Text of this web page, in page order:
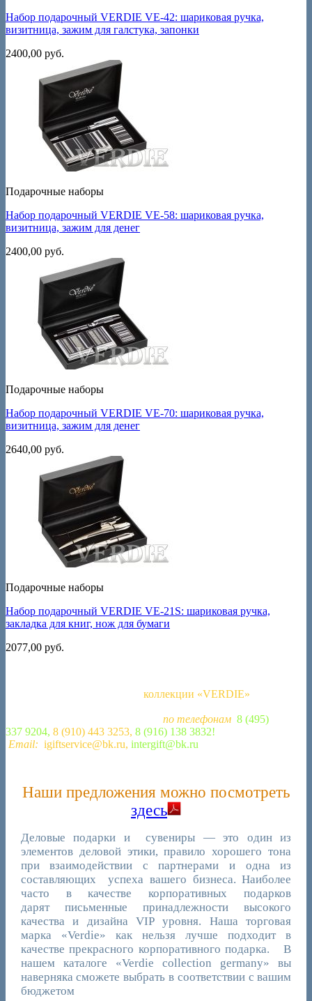
Набор подарочный VERDIE VE-42: шариковая ручка,
визитница, зажим для галстука, запонки
2400,00 руб.
Подарочные наборы
Набор подарочный VERDIE VE-58: шариковая ручка,
визитница, зажим для денег
2400,00 руб.
Подарочные наборы
Набор подарочный VERDIE VE-70: шариковая ручка,
визитница, зажим для денег
2640,00 руб.
Подарочные наборы
Набор подарочный VERDIE VE-21S: шариковая ручка,
закладка для книг, нож для бумаги
2077,00 руб.
коллекции «VERDIE»
по телефонам 8 (495)
337 9204, 8 (910) 443 3253, 8 (916) 138 3832!
Email: igiftservice@bk.ru, intergift@bk.ru
Наши предложения можно посмотреть
здесь
Деловые подарки и сувениры — это один из
элементов деловой этики, правило хорошего тона
при взаимодействии с партнерами и одна из
составляющих успеха вашего бизнеса. Наиболее
часто в качестве корпоративных подарков
дарят письменные принадлежности высокого
качества и дизайна VIP уровня. Наша торговая
марка «Verdie» как нельзя лучше подходит в
качестве прекрасного корпоративного подарка. В
нашем каталоге «Verdie collection germany» вы
наверняка сможете выбрать в соответствии с вашим
бюджетом